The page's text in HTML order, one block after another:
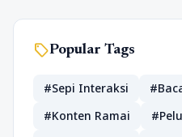
sellPopular Tags
#Sepi Interaksi
#Konten Ramai